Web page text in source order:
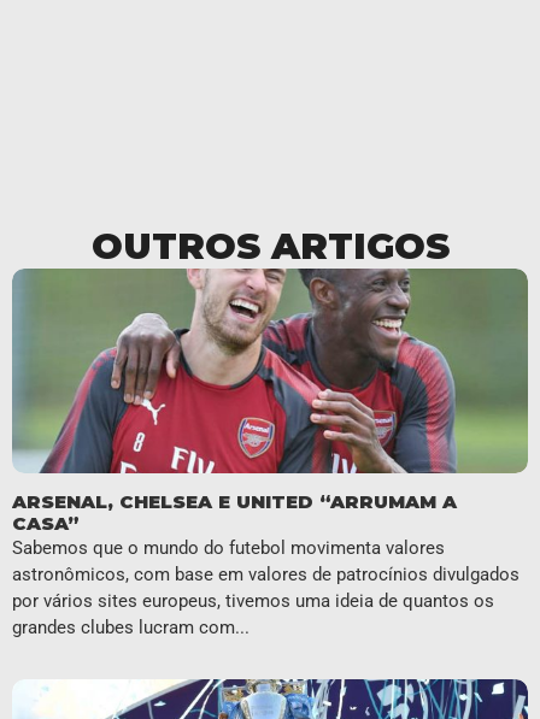
OUTROS ARTIGOS
ARSENAL, CHELSEA E UNITED “ARRUMAM A
CASA”
Sabemos que o mundo do futebol movimenta valores
astronômicos, com base em valores de patrocínios divulgados
por vários sites europeus, tivemos uma ideia de quantos os
grandes clubes lucram com...